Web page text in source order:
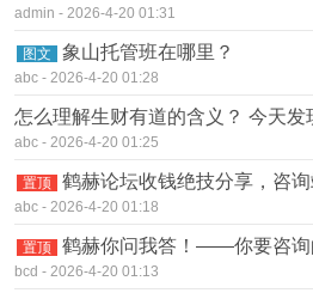
admin - 2026-4-20 01:31
图文 象山托管班在哪里？
abc - 2026-4-20 01:28
怎么理解生财有道的含义？ 今天发
abc - 2026-4-20 01:25
置顶 鹤赫论坛收钱绝技分享，咨
abc - 2026-4-20 01:18
置顶 鹤赫你问我答！——你要咨询
bcd - 2026-4-20 01:13